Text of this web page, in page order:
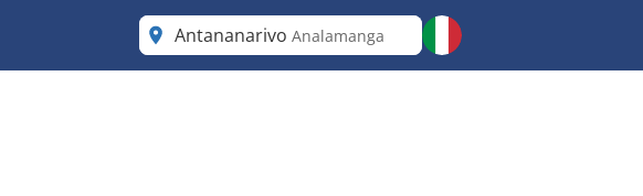
Antananarivo Analamanga